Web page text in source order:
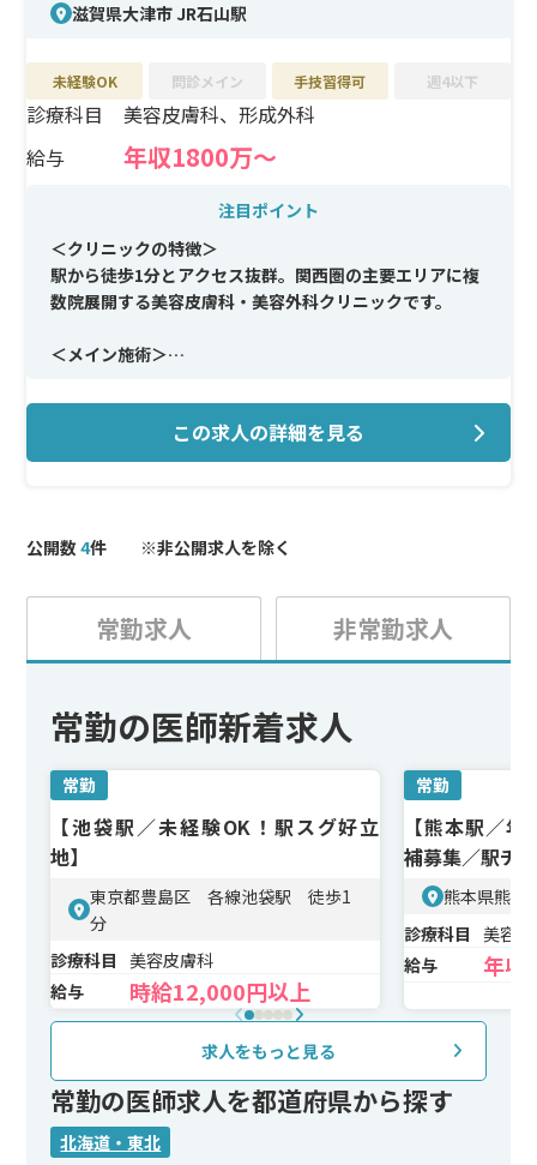
滋賀県大津市 JR石山駅
未経験OK 問診メイン 手技習得可 週4以下
診療科目
美容皮膚科、形成外科
給与
年収1800万〜
注目ポイント
＜クリニックの特徴＞
駅から徒歩1分とアクセス抜群。関西圏の主要エリアに複
数院展開する美容皮膚科・美容外科クリニックです。
＜メイン施術＞
広い対応。患者様一人ひとりに合わせたオーダーメイド
治療が中心です。
育体制が整っており、美容未経験の方も安心してスタート
＜待遇＞
施術や物販の社割制度あり。親睦会などスタッフ同士の
交流も盛んで、働きやすい環境が整っています。
この求人の詳細を見る
公開数4件 ※非公開求人を除く
常勤求人 非常勤求人
常勤の医師新着求人
常勤
【池袋駅／未経験OK！駅スグ好立
地】
東京都豊島区 各線池袋駅 徒歩1
分
診療科目
美容皮膚科
給与
時給12,000円以上
常勤
【熊本駅／
補募集／駅チ
熊本県熊
診療科目
美容
給与
年収
求人をもっと見る
常勤の医師求人を都道府県から探す
北海道・東北